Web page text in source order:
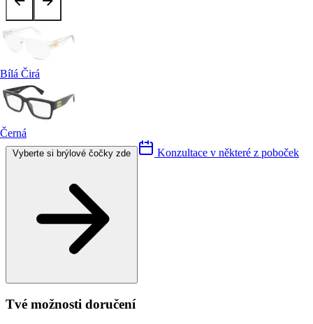
Bílá Čirá
Černá
Konzultace v některé z poboček
Tvé možnosti doručení